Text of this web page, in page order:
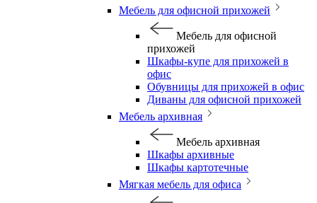
Мебель для офисной прихожей
Мебель для офисной
прихожей
Шкафы-купе для прихожей в
офис
Обувницы для прихожей в офис
Диваны для офисной прихожей
Мебель архивная
Мебель архивная
Шкафы архивные
Шкафы картотечные
Мягкая мебель для офиса